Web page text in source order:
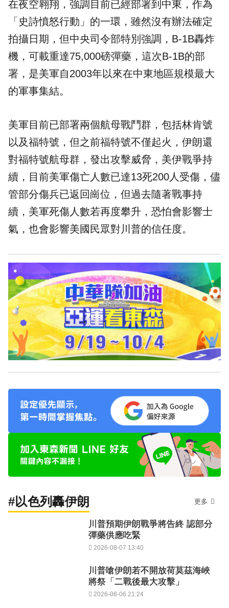
在夜空翱翔，強調目前已經部署到中東，作為
「史詩憤怒行動」的一環，雖然沒有辦法確定
拍攝日期，但中央司令部特別強調，B-1B轟炸
機，可載重達75,000磅彈藥，這次B-1B的部
署，是美軍自2003年以來在中東地區規模最大
的軍事集結。
美軍目前已部署兩個航母戰鬥群，包括林肯號
以及福特號，但之前福特號不僅起火，伊朗還
對福特號航母群，發出攻擊威脅，美伊戰爭持
續，目前美軍傷亡人數已達13死200人受傷，儘
管部分傷兵已返回崗位，但過去隨著戰事持
續，美軍死傷人數若再度攀升，恐怕會影響士
氣，也會影響美國民眾對川普的信任度。
#以色列轟伊朗 更多
川普預期伊朗戰爭將告終 認部分
彈藥供應吃緊
2026-08-07 13:40
川普嗆伊朗若不開放荷莫茲海峽
將祭「二戰後最大攻擊」
2026-08-06 21:24